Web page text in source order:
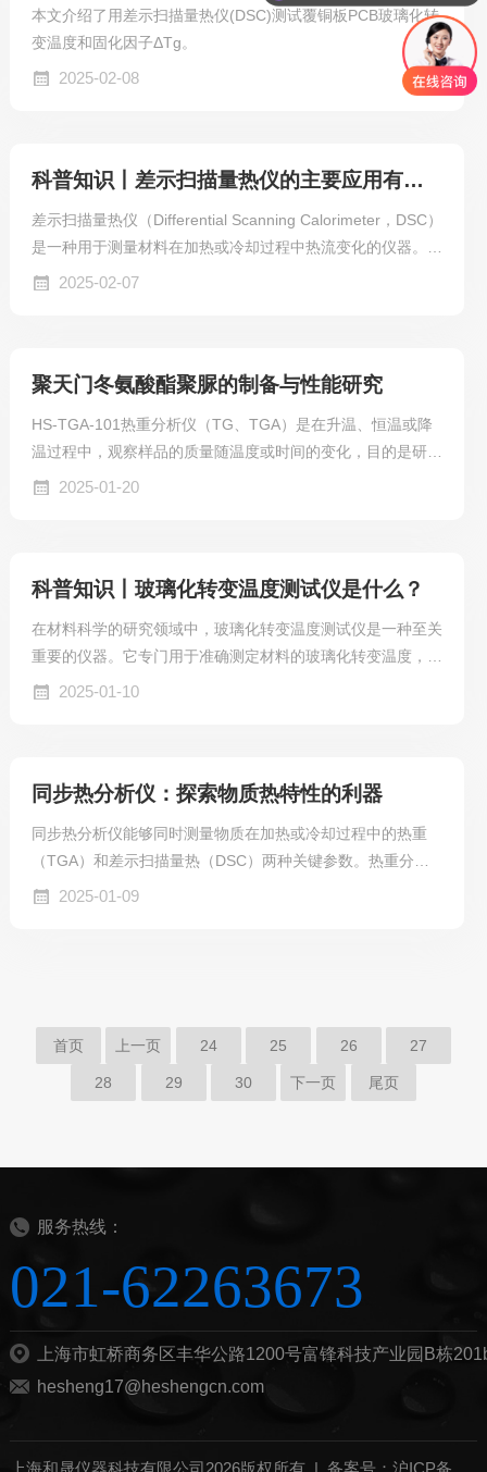
本文介绍了用差示扫描量热仪(DSC)测试覆铜板PCB玻璃化转
变温度和固化因子ΔTg。
2025-02-08
科普知识丨差示扫描量热仪的主要应用有哪些？
差示扫描量热仪（Differential Scanning Calorimeter，DSC）
是一种用于测量材料在加热或冷却过程中热流变化的仪器。它
广泛应用于材料科学、化学、制药等领域，用于研究材料的热
2025-02-07
聚天门冬氨酸酯聚脲的制备与性能研究
HS-TGA-101热重分析仪（TG、TGA）是在升温、恒温或降
温过程中，观察样品的质量随温度或时间的变化，目的是研究
材料的热稳定性和组份。广泛应用于塑料、橡胶、涂料、药
2025-01-20
科普知识丨玻璃化转变温度测试仪是什么？
在材料科学的研究领域中，玻璃化转变温度测试仪是一种至关
重要的仪器。它专门用于准确测定材料的玻璃化转变温度，这
一温度是材料从玻璃态向高弹态转变的关键节点。
2025-01-10
同步热分析仪：探索物质热特性的利器
同步热分析仪能够同时测量物质在加热或冷却过程中的热重
（TGA）和差示扫描量热（DSC）两种关键参数。热重分析
可精确记录物质质量随温度或时间的变化，帮助我们了解物质
2025-01-09
首页 上一页 24 25 26 27
28 29 30 下一页 尾页
服务热线：
021-62263673
上海市虹桥商务区丰华公路1200号富锋科技产业园B栋
hesheng17@heshengcn.com
上海和晟仪器科技有限公司2026版权所有 | 备案号：沪ICP备